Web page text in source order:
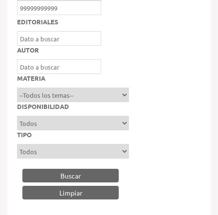
EDITORIALES
AUTOR
MATERIA
DISPONIBILIDAD
TIPO
Buscar